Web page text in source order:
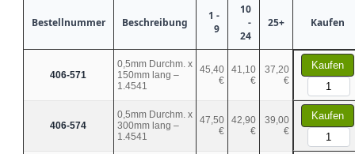
Bestellnummer Beschreibung
1 -
9
10
-
24
25+ Kaufen
406-571
0,5mm Durchm. x
150mm lang –
1.4541
45,40
€
41,10
€
37,20
€
Kaufen
406-574
0,5mm Durchm. x
300mm lang –
1.4541
47,50
€
42,90
€
39,00
€
Kaufen